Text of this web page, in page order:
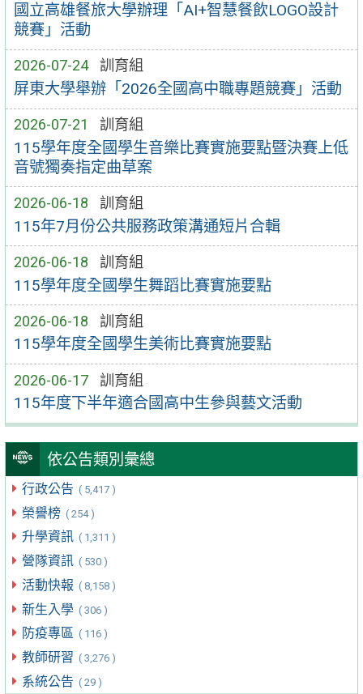
國立高雄餐旅大學辦理「AI+智慧餐飲LOGO設計
競賽」活動
2026-07-24 訓育組
屏東大學舉辦「2026全國高中職專題競賽」活動
2026-07-21 訓育組
115學年度全國學生音樂比賽實施要點暨決賽上低
音號獨奏指定曲草案
2026-06-18 訓育組
115年7月份公共服務政策溝通短片合輯
2026-06-18 訓育組
115學年度全國學生舞蹈比賽實施要點
2026-06-18 訓育組
115學年度全國學生美術比賽實施要點
2026-06-17 訓育組
115年度下半年適合國高中生參與藝文活動
依公告類別彙總
行政公告 ( 5,417 )
榮譽榜 ( 254 )
升學資訊 ( 1,311 )
營隊資訊 ( 530 )
活動快報 ( 8,158 )
新生入學 ( 306 )
防疫專區 ( 116 )
教師研習 ( 3,276 )
系統公告 ( 29 )